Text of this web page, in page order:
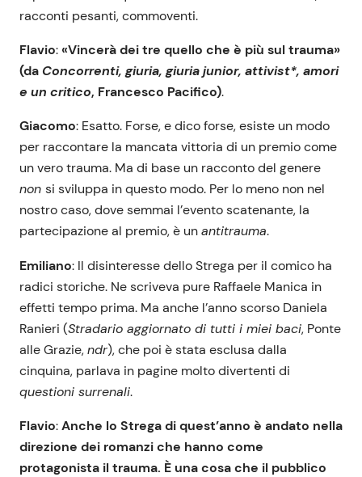
racconti pesanti, commoventi.
Flavio:«Vincerà dei tre quello che è più sul trauma»
(da Concorrenti, giuria, giuria junior, attivist*, amori
e un critico, Francesco Pacifico).
Giacomo: Esatto. Forse, e dico forse, esiste un modo
per raccontare la mancata vittoria di un premio come
un vero trauma. Ma di base un racconto del genere
non si sviluppa in questo modo. Per lo meno non nel
nostro caso, dove semmai l’evento scatenante, la
partecipazione al premio, è unantitrauma.
Emiliano: Il disinteresse dello Strega per il comico ha
radici storiche. Ne scriveva pure Raffaele Manica in
effetti tempo prima. Ma anche l’anno scorso Daniela
Ranieri (Stradario aggiornato di tutti i miei baci, Ponte
alle Grazie,ndr), che poi è stata esclusa dalla
cinquina, parlava in pagine molto divertenti di
questioni surrenali.
Flavio:Anche lo Strega di quest’anno è andato nella
direzione dei romanzi che hanno come
protagonista il trauma. È una cosa che il pubblico